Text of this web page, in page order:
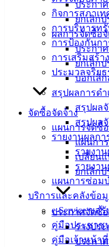
ประกา
ยกเลิก
ผลการจัดซื้อจั
ประกา
ยกเลิก
บอกเลิ
สรุปผลการด
สรุปผล
สรุปผล
รายงานผลก
รายงา
รายงา
แผนการซ่อม
บริการและคลังข้อ
e-Service ขอ
คู่มือประชาช
คู่มือเจ้าหน้าที่
กิจการสภาเท
การบริหารท
การป้องกันก
การเสริมสร้
ประมวลจริย
จัดซื้อจัดจ้าง
แผนการจัดซื้
แผนกา
เปลี่ยน
ยกเลิก
ประกาศจัดซื้
ร่างปร
ประกา
เทศบาล
เมืองอ่าง
เทศบาลเมือง
อ่างศิลา 90/338
ม.3 ต.เสม็ด
อ.เมือง จ.ชลบุรี